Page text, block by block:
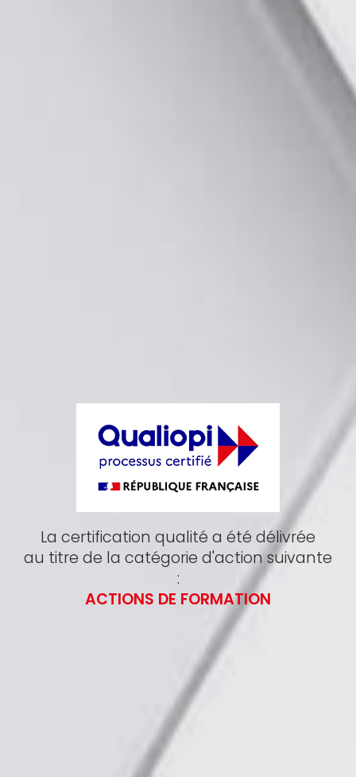
La certification qualité a été délivrée
au titre de la catégorie d'action suivante
:
ACTIONS DE FORMATION